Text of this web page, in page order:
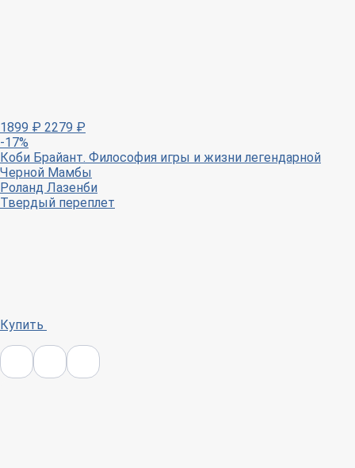
1899 ₽ 2279 ₽
-17%
Коби Брайант. Философия игры и жизни легендарной
Черной Мамбы
Роланд Лазенби
Твердый переплет
Купить